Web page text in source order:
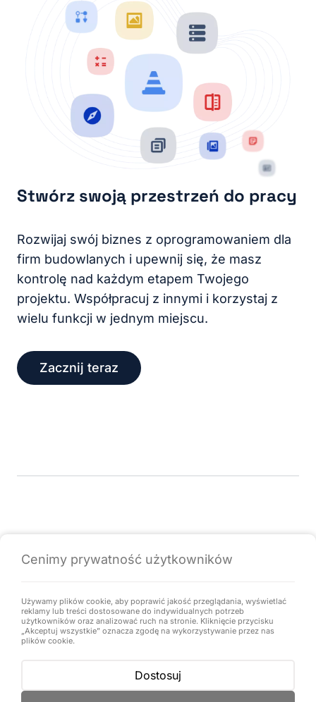
Stwórz swoją przestrzeń do pracy
Rozwijaj swój biznes z oprogramowaniem dla
firm budowlanych i upewnij się, że masz
kontrolę nad każdym etapem Twojego
projektu. Współpracuj z innymi i korzystaj z
wielu funkcji w jednym miejscu.
Zacznij teraz
Batieu to platforma danych i oprogramowanie do
zarządzania projektami budowlanymi. Stworzony w Polsce z
♥ dla najlepszych firm budowlanych.
Wszelkie prawa są zastrzeżone. Ze względów
bezpieczeństwa płatności i inne usługi mogą być
Cenimy prywatność użytkowników
Używamy plików cookie, aby poprawić jakość przeglądania, wyświetlać
reklamy lub treści dostosowane do indywidualnych potrzeb
użytkowników oraz analizować ruch na stronie. Kliknięcie przycisku
„Akceptuj wszystkie” oznacza zgodę na wykorzystywanie przez nas
plików cookie.
Dostosuj